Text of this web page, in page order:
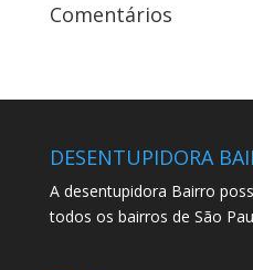
Comentários
DESENTUPIDORA
A desentupidora Bairro
todos os bairros de São